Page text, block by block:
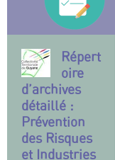
Répert
oire
d’archives
détaillé :
Prévention
des Risques
et Industries